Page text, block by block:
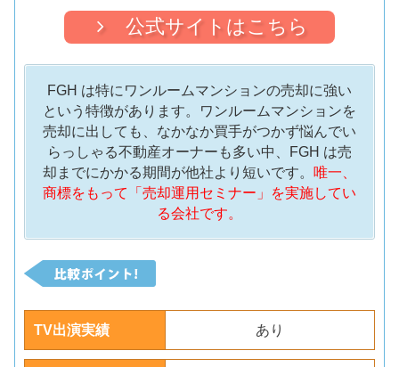
公式サイトはこちら
FGH は特にワンルームマンションの売却に強い
という特徴があります。ワンルームマンションを
売却に出しても、なかなか買手がつかず悩んでい
らっしゃる不動産オーナーも多い中、FGH は売
却までにかかる期間が他社より短いです。 唯一、
商標をもって「売却運用セミナー」を実施してい
る会社です。
TV出演実績 あり